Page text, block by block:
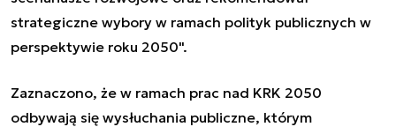
strategiczne wybory w ramach polityk publicznych w
perspektywie roku 2050".
Zaznaczono, że w ramach prac nad KRK 2050
odbywają się wysłuchania publiczne, którym